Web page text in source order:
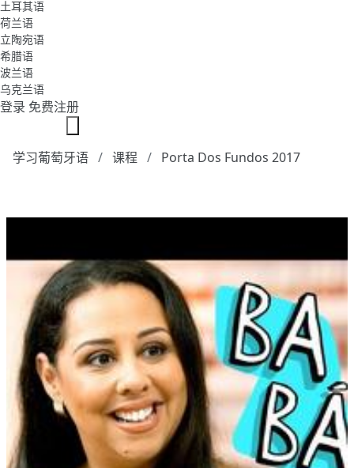
土耳其语
荷兰语
立陶宛语
希腊语
波兰语
乌克兰语
登录 免费注册
学习葡萄牙语 课程 Porta Dos Fundos 2017